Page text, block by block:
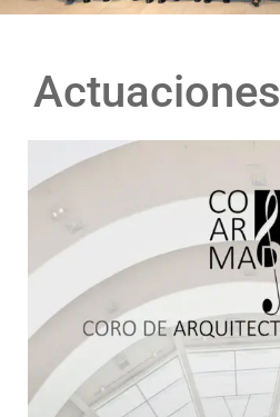
Actuaciones